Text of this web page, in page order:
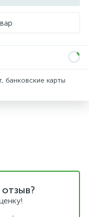
банковские карты